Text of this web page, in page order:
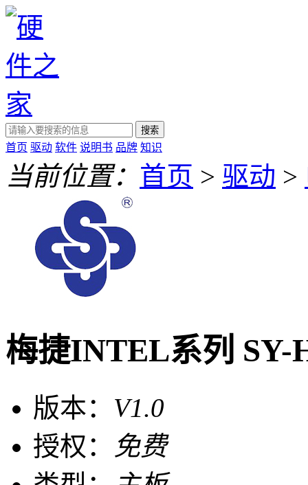
搜索
首页 驱动 软件 说明书 品牌 知识
当前位置： 首页 > 驱动 >
梅捷INTEL系列 SY-
版本： V1.0
授权：
免费